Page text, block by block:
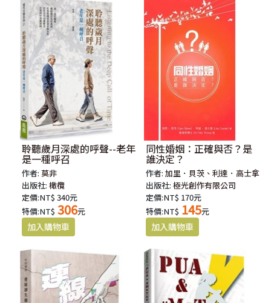
聆聽歲月深處的呼聲--老年
是一種呼召
作者:莫非
出版社:橄欖
定價:NT$ 340元
特價:NT$ 306元
同性婚姻：正確與否？是
誰決定？
作者:加里．貝茨、利達．高士拿
出版社:極光創作有限公司
定價:NT$ 170元
特價:NT$ 145元